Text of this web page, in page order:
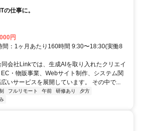
の仕事に。
円
間：1ヶ月あたり160時間 9:30〜18:30(実働8
会社Linkでは、生成AIを取り入れたクリエイ
・物販事業、Webサイト制作、システム関
いサービスを展開しています。 その中で...
フルリモート 午前 研修あり
夕方